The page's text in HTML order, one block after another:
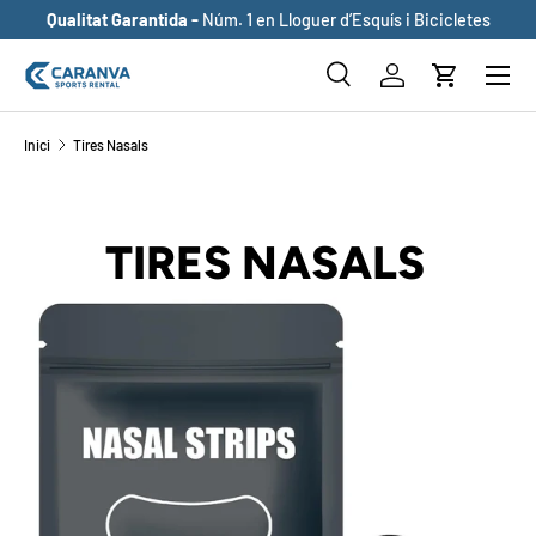
ANAR AL CONTINGUT
Qualitat Garantida - Núm. 1 en Lloguer d’Esquís i Bicicletes
Cerca
BuscarInicia sessió
Cistella
Inici Tires Nasals
TIRES NASALS